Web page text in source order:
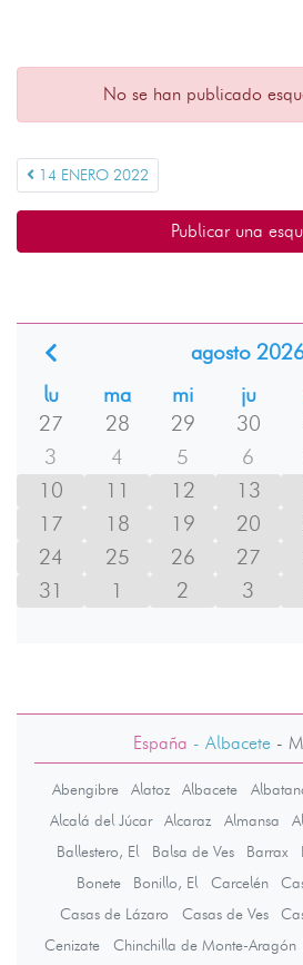
No se han publicado
14 ENERO 2022
Publicar una
agosto
lu
ma mi ju
27
28 29 30
3
4 5 6
10
11 12 13
17
18 19 20
24
25 26 27
31
1 2 3
España - Albacete-
Abengibre Alatoz Albacete
Alcalá del Júcar
Alcaraz Almansa
Ballestero, El
Balsa de Ves Barrax
Bonete
Bonillo, El Carcelén
Casas de Lázaro
Casas de Ves
Cenizate
Chinchilla de Monte-Aragón